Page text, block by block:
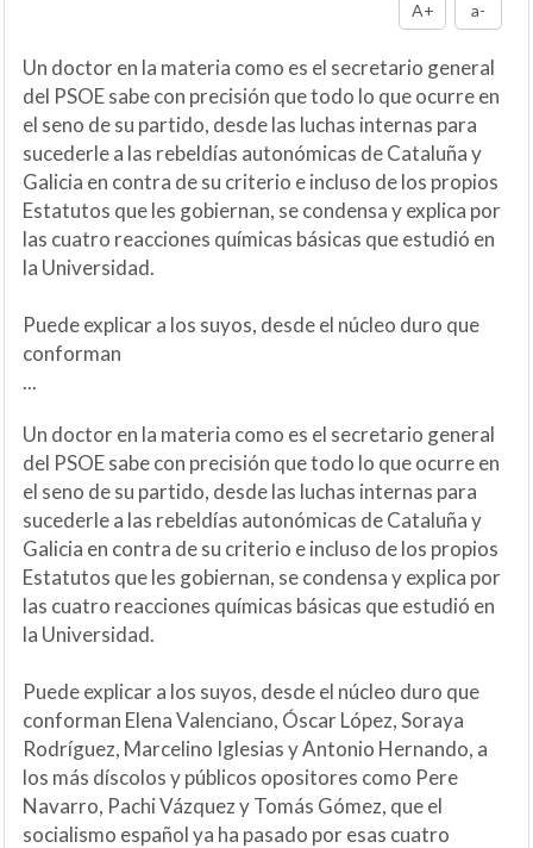
A+ a-
Un doctor en la materia como es el secretario general
del PSOE sabe con precisión que todo lo que ocurre en
el seno de su partido, desde las luchas internas para
sucederle a las rebeldías autonómicas de Cataluña y
Galicia en contra de su criterio e incluso de los propios
Estatutos que les gobiernan, se condensa y explica por
las cuatro reacciones químicas básicas que estudió en
la Universidad.
Puede explicar a los suyos, desde el núcleo duro que
conforman
...
Un doctor en la materia como es el secretario general
del PSOE sabe con precisión que todo lo que ocurre en
el seno de su partido, desde las luchas internas para
sucederle a las rebeldías autonómicas de Cataluña y
Galicia en contra de su criterio e incluso de los propios
Estatutos que les gobiernan, se condensa y explica por
las cuatro reacciones químicas básicas que estudió en
la Universidad.
Puede explicar a los suyos, desde el núcleo duro que
conforman Elena Valenciano, Óscar López, Soraya
Rodríguez, Marcelino Iglesias y Antonio Hernando, a
los más díscolos y públicos opositores como Pere
Navarro, Pachi Vázquez y Tomás Gómez, que el
socialismo español ya ha pasado por esas cuatro